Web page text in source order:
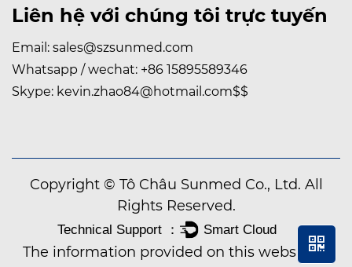
Liên hệ với chúng tôi trực tuyến
Email: sales@szsunmed.com
Whatsapp / wechat: +86 15895589346
Skype: kevin.zhao84@hotmail.com$$
Copyright © Tô Châu Sunmed Co., Ltd. All
Rights Reserved.
The information provided on this website is